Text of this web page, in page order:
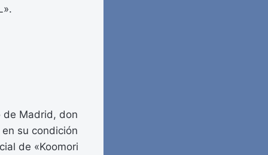
de Madrid, don
su condición
de «Koomori